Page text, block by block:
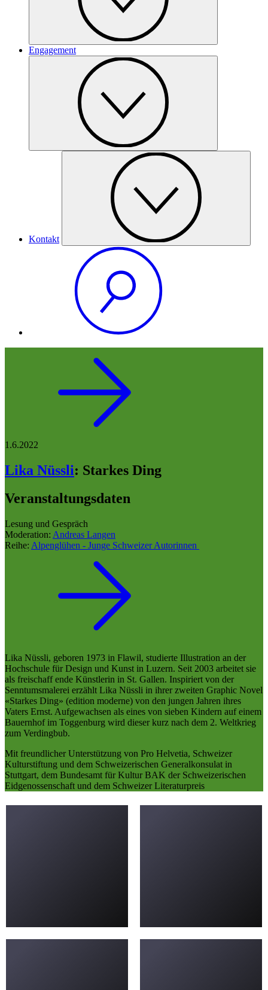
Engagement
Kontakt
1.6.2022
Lika Nüssli: Starkes Ding
Veranstaltungsdaten
Lesung und Gespräch
Moderation: Andreas Langen
Reihe: Alpenglühen - Junge Schweizer Autorinnen
Lika Nüssli, geboren 1973 in Flawil, studierte Illustration an der
Hochschule für Design und Kunst in Luzern. Seit 2003 arbeitet sie
als freischaff ende Künstlerin in St. Gallen. Inspiriert von der
Senntumsmalerei erzählt Lika Nüssli in ihrer zweiten Graphic Novel
«Starkes Ding» (edition moderne) von den jungen Jahren ihres
Vaters Ernst. Aufgewachsen als eines von sieben Kindern auf einem
Bauernhof im Toggenburg wird dieser kurz nach dem 2. Weltkrieg
zum Verdingbub.
Mit freundlicher Unterstützung von Pro Helvetia, Schweizer
Kulturstiftung und dem Schweizerischen Generalkonsulat in
Stuttgart, dem Bundesamt für Kultur BAK der Schweizerischen
Eidgenossenschaft und dem Schweizer Literaturpreis